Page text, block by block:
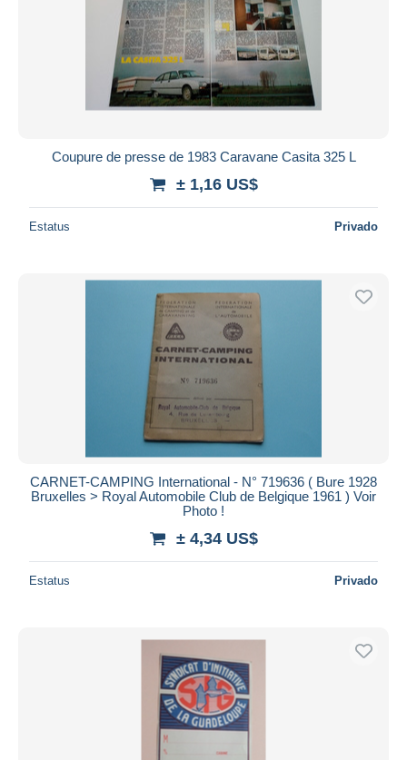
Coupure de presse de 1983 Caravane Casita 325 L
± 1,16 US$
Estatus Privado
CARNET-CAMPING International - N° 719636 ( Bure 1928
Bruxelles > Royal Automobile Club de Belgique 1961 ) Voir
Photo !
± 4,34 US$
Estatus Privado